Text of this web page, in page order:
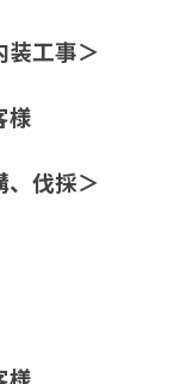
装工事＞
様
、伐採＞